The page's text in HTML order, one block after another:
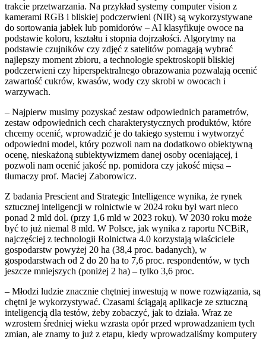
trakcie przetwarzania. Na przykład systemy computer vision z
kamerami RGB i bliskiej podczerwieni (NIR) są wykorzystywane
do sortowania jabłek lub pomidorów – AI klasyfikuje owoce na
podstawie koloru, kształtu i stopnia dojrzałości. Algorytmy na
podstawie czujników czy zdjęć z satelitów pomagają wybrać
najlepszy moment zbioru, a technologie spektroskopii bliskiej
podczerwieni czy hiperspektralnego obrazowania pozwalają ocenić
zawartość cukrów, kwasów, wody czy skrobi w owocach i
warzywach.
– Najpierw musimy pozyskać zestaw odpowiednich parametrów,
zestaw odpowiednich cech charakterystycznych produktów, które
chcemy ocenić, wprowadzić je do takiego systemu i wytworzyć
odpowiedni model, który pozwoli nam na dodatkowo obiektywną
ocenę, nieskażoną subiektywizmem danej osoby oceniającej, i
pozwoli nam ocenić jakość np. pomidora czy jakość mięsa –
tłumaczy prof. Maciej Zaborowicz.
Z badania Prescient and Strategic Intelligence wynika, że rynek
sztucznej inteligencji w rolnictwie w 2024 roku był wart nieco
ponad 2 mld dol. (przy 1,6 mld w 2023 roku). W 2030 roku może
być to już niemal 8 mld. W Polsce, jak wynika z raportu NCBiR,
najczęściej z technologii Rolnictwa 4.0 korzystają właściciele
gospodarstw powyżej 20 ha (38,4 proc. badanych), w
gospodarstwach od 2 do 20 ha to 7,6 proc. respondentów, w tych
jeszcze mniejszych (poniżej 2 ha) – tylko 3,6 proc.
– Młodzi ludzie znacznie chętniej inwestują w nowe rozwiązania, są
chętni je wykorzystywać. Czasami ściągają aplikacje ze sztuczną
inteligencją dla testów, żeby zobaczyć, jak to działa. Wraz ze
wzrostem średniej wieku wzrasta opór przed wprowadzaniem tych
zmian, ale znamy to już z etapu, kiedy wprowadzaliśmy komputery